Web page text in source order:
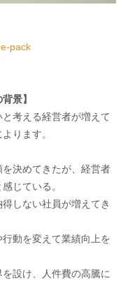
pack
景】
考える経営者が増えて
ります。
を決めてきたが、経営者
じている。
しない社員が増えてき
動を変えて業績向上を
設け、人件費の高騰に